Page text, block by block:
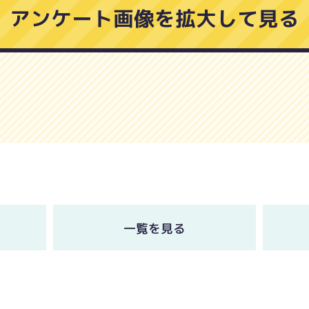
アンケート画像を拡大して見る
一覧を見る